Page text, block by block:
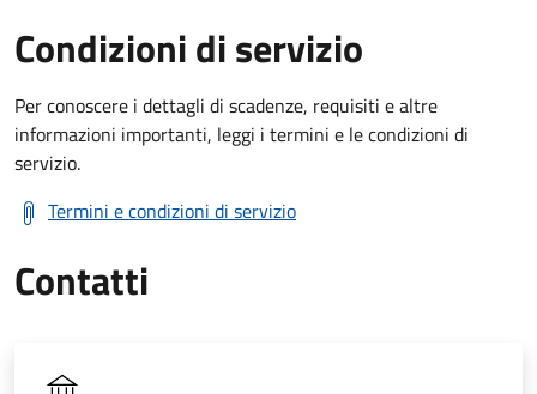
Condizioni di servizio
Per conoscere i dettagli di scadenze, requisiti e altre
informazioni importanti, leggi i termini e le condizioni di
servizio.
Termini e condizioni di servizio
Contatti